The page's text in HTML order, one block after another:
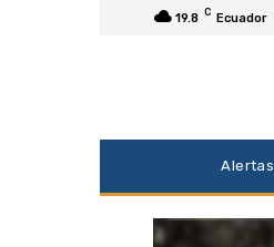
19.8 C Ecuador
Alertas